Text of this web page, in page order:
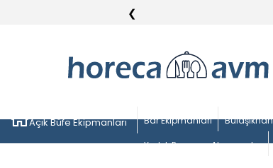
❮
Açık Büfe Ekipmanları Bar Ekipmanları
Yedek Parça ve Aksesuarlar